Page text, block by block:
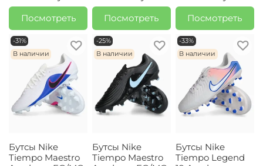
Посмотреть
Посмотреть
Посмотреть
-31%
В наличии
Бутсы Nike
Tiempo Maestro
-25%
В наличии
Бутсы Nike
Tiempo Maestro
-33%
В наличии
Бутсы Nike
Tiempo Legend